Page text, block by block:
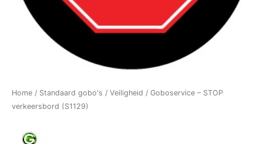
Home / Standaard gobo's / Veiligheid / Goboservice – STOP
verkeersbord (S1129)